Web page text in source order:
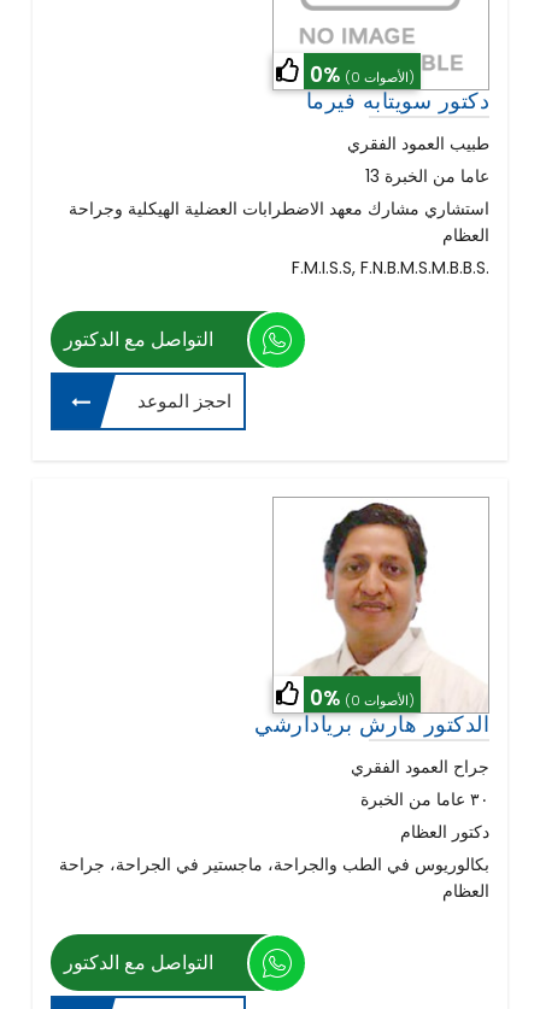
0% (0 الأصوات)
دكتور سويتابه فيرما
طبيب العمود الفقري
عاما من الخبرة 13
استشاري مشارك معهد الاضطرابات العضلية الهيكلية وجراحة
العظام
F.M.I.S.S, F.N.B.M.S.M.B.B.S.
التواصل مع الدكتور
احجز الموعد
0% (0 الأصوات)
الدكتور هارش بريادارشي
جراح العمود الفقري
٣٠ عاما من الخبرة
دكتور العظام
بكالوريوس في الطب والجراحة، ماجستير في الجراحة، جراحة
العظام
التواصل مع الدكتور